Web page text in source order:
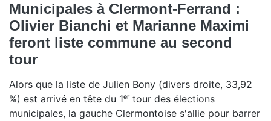
Municipales à Clermont-Ferrand :
Olivier Bianchi et Marianne Maximi
feront liste commune au second
tour
Alors que la liste de Julien Bony (divers droite, 33,92
%) est arrivé en tête du 1ᵉʳ tour des élections
municipales, la gauche Clermontoise s'allie pour barrer